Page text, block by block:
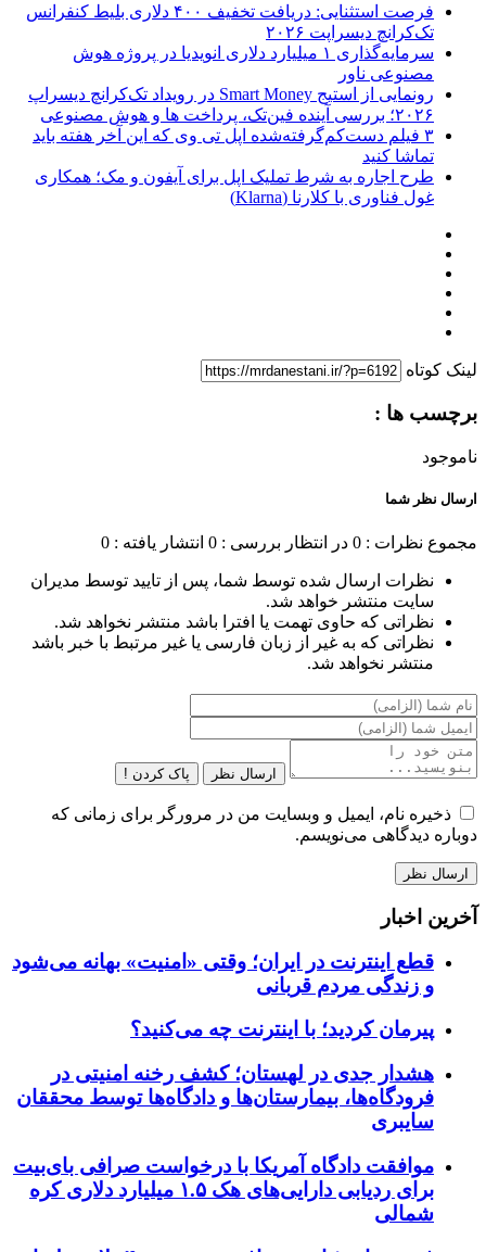
فرصت استثنایی: دریافت تخفیف ۴۰۰ دلاری بلیط کنفرانس
تک‌کرانچ دیسراپت ۲۰۲۶
سرمایه‌گذاری ۱ میلیارد دلاری انویدیا در پروژه هوش
مصنوعی ناور
رونمایی از استیج Smart Money در رویداد تک‌کرانچ دیسراپ
۲۰۲۶؛ بررسی آینده فین‌تک، پرداخت‌ ها و هوش مصنوعی
۳ فیلم دست‌کم‌گرفته‌شده اپل تی وی که این آخر هفته باید
تماشا کنید
طرح اجاره به شرط تملیک اپل برای آیفون و مک؛ همکاری
غول فناوری با کلارنا (Klarna)
لینک کوتاه
برچسب ها :
ناموجود
ارسال نظر شما
مجموع نظرات : 0 در انتظار بررسی : 0 انتشار یافته : 0
نظرات ارسال شده توسط شما، پس از تایید توسط مدیران
سایت منتشر خواهد شد.
نظراتی که حاوی تهمت یا افترا باشد منتشر نخواهد شد.
نظراتی که به غیر از زبان فارسی یا غیر مرتبط با خبر باشد
منتشر نخواهد شد.
ارسال نظر پاک کردن !
ذخیره نام، ایمیل و وبسایت من در مرورگر برای زمانی که
دوباره دیدگاهی می‌نویسم.
آخرین اخبار
قطع اینترنت در ایران؛ وقتی «امنیت» بهانه می‌شود
و زندگی مردم قربانی
پیرمان کردید؛ با اینترنت چه می‌کنید؟
هشدار جدی در لهستان؛ کشف رخنه امنیتی در
فرودگاه‌ها، بیمارستان‌ها و دادگاه‌ها توسط محققان
سایبری
موافقت دادگاه آمریکا با درخواست صرافی بای‌بیت
برای ردیابی دارایی‌های هک ۱.۵ میلیارد دلاری کره
شمالی